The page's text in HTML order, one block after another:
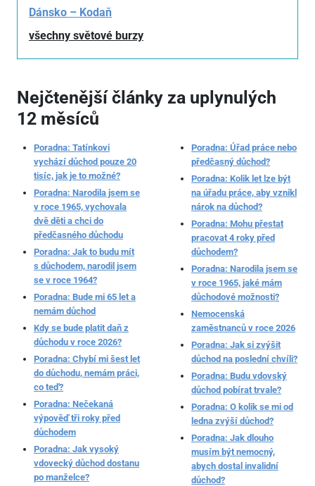
Dánsko – Kodaň
všechny světové burzy
Nejčtenější články za uplynulých
12 měsíců
Poradna: Tatínkovi
vychází důchod pouze 20
tisíc, jak je to možné?
Poradna: Narodila jsem se
v roce 1965, vychovala
dvě děti a chci do
předčasného důchodu
Poradna: Jak to budu mít
s důchodem, narodil jsem
se v roce 1964?
Poradna: Bude mi 65 let a
nemám důchod
Kdy se bude platit daň z
důchodu v roce 2026?
Poradna: Chybí mi šest let
do důchodu, nemám práci,
co teď?
Poradna: Nečekaná
výpověď tři roky před
důchodem
Poradna: Jak vysoký
vdovecký důchod dostanu
po manželce?
Poradna: Úřad práce nebo
předčasný důchod?
Poradna: Kolik let lze být
na úřadu práce, aby vznikl
nárok na důchod?
Poradna: Mohu přestat
pracovat 4 roky před
důchodem?
Poradna: Narodila jsem se
v roce 1965, jaké mám
důchodové možnosti?
Nemocenská
zaměstnanců v roce 2026
Poradna: Jak si zvýšit
důchod na poslední chvíli?
Poradna: Budu vdovský
důchod pobírat trvale?
Poradna: O kolik se mi od
ledna zvýší důchod?
Poradna: Jak dlouho
musím být nemocný,
abych dostal invalidní
důchod?